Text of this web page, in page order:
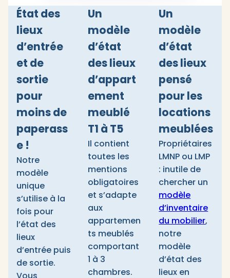
État des
lieux
d’entrée
et de
sortie
pour
moins de
paperass
e !
Notre
modèle
unique
s’utilise à la
fois pour
l’état des
lieux
d’entrée puis
de sortie.
Un
modèle
d’état
des lieux
d’appart
ement
meublé
T1 à T5
Il contient
toutes les
mentions
obligatoires
et s’adapte
aux
appartemen
ts meublés
comportant
1 à 3
chambres.
Un
modèle
d’état
des lieux
pensé
pour les
locations
meublées
Propriétaires
LMNP ou LMP
: inutile de
chercher un
modèle
d’inventaire
du mobilier,
notre
modèle
d’état des
lieux en